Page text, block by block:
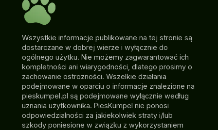
Wszystkie informacje publikowane na tej stronie są
dostarczane w dobrej wierze i wyłącznie do
ogólnego użytku. Nie możemy zagwarantować ich
kompletności ani wiarygodności, dlatego prosimy o
zachowanie ostrożności. Wszelkie działania
podejmowane w oparciu o informacje znalezione na
pieskumpel.pl są podejmowane wyłącznie według
uznania użytkownika. PiesKumpel nie ponosi
odpowiedzialności za jakiekolwiek straty i/lub
szkody poniesione w związku z wykorzystaniem